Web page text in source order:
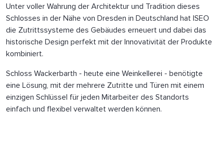
Unter voller Wahrung der Architektur und Tradition dieses
Schlosses in der Nähe von Dresden in Deutschland hat ISEO
die Zutrittssysteme des Gebäudes erneuert und dabei das
historische Design perfekt mit der Innovativität der Produkte
kombiniert.
Schloss Wackerbarth - heute eine Weinkellerei - benötigte
eine Lösung, mit der mehrere Zutritte und Türen mit einem
einzigen Schlüssel für jeden Mitarbeiter des Standorts
einfach und flexibel verwaltet werden können.